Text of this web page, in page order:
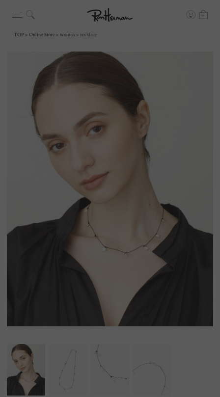
TOP Online Store women necklace